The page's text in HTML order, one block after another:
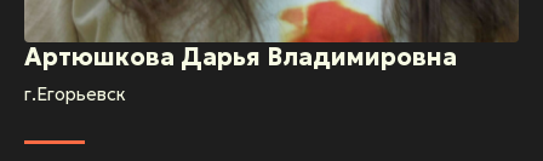
Артюшкова Дарья Владимировна
г.Егорьевск